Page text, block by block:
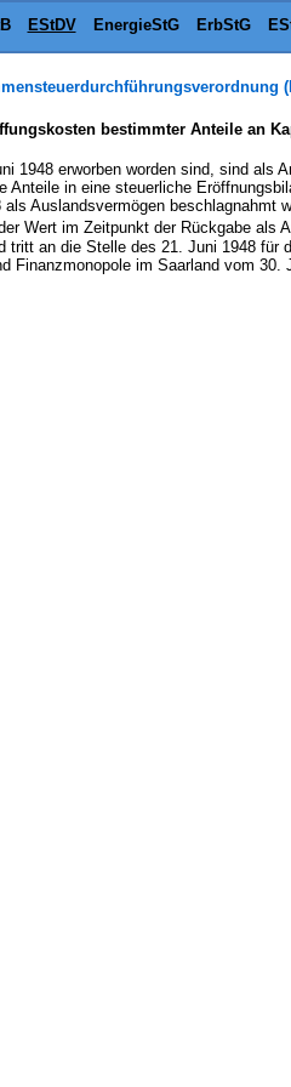
EStDV EnergieStG ErbStG
bestimmter Anteile an
1948 erworben worden sind, sind als
in eine steuerliche
Auslandsvermögen beschlagnahmt
Wert im Zeitpunkt der Rückgabe als
an die Stelle des 21. Juni 1948
Finanzmonopole im Saarland vom